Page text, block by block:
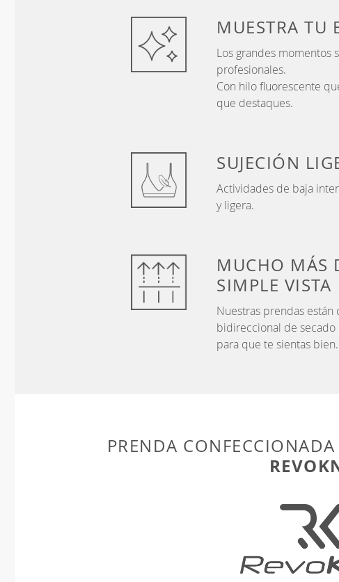
MUESTRA TU
Los grandes momentos
profesionales.
Con hilo fluorescente
que destaques.
SUJECIÓN
Actividades de baja
y ligera.
MUCHO MÁS
SIMPLE VISTA
Nuestras prendas
bidireccional de
para que te sientas bien.
PRENDA